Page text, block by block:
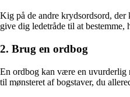
Kig på de andre krydsordsord,
give dig ledetråde til at bestemme,
2. Brug en ordbog
En ordbog kan være en uvurderlig
til mønsteret af bogstaver, du